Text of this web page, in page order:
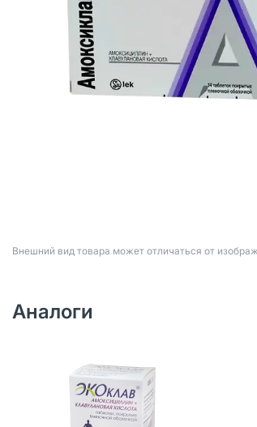
Bнешний вид товара может отличаться от
Аналоги